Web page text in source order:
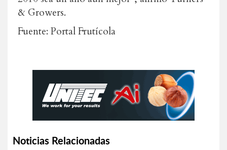
& Growers.
Fuente: Portal Frutícola
Noticias Relacionadas